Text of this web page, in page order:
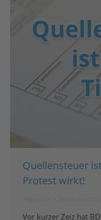
Quellensteuer
Protest wirkt!
Vor kurzer Zeiz hat